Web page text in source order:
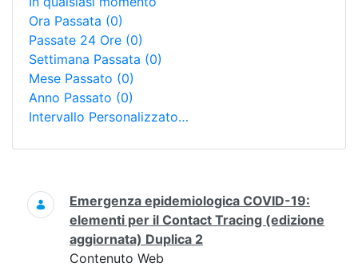
Ora Passata (0)
Passate 24 Ore (0)
Settimana Passata (0)
Mese Passato (0)
Anno Passato (0)
Intervallo Personalizzato…
Ricerca
Emergenza epidemiologica COVID-19:
elementi per il Contact Tracing (edizione
aggiornata) Duplica 2
Contenuto Web